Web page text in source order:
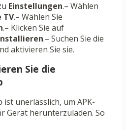
Einstellungen.– Wählen
TV.– Wählen Sie
.– Klicken Sie auf
.– Suchen Sie die
aktivieren Sie sie.
Sie die
unerlässlich, um APK-
Gerät herunterzuladen. So